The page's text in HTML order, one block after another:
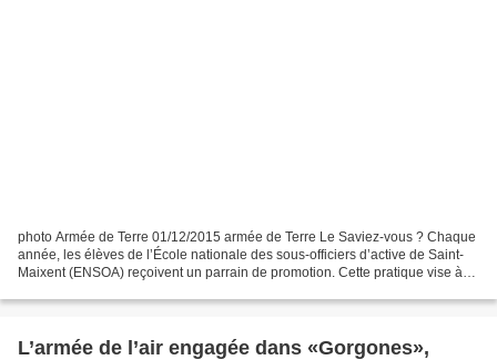
photo Armée de Terre 01/12/2015 armée de Terre Le Saviez-vous ? Chaque
année, les élèves de l’École nationale des sous-officiers d’active de Saint-
Maixent (ENSOA) reçoivent un parrain de promotion. Cette pratique vise à
L’armée de l’air engagée dans «Gorgones»,